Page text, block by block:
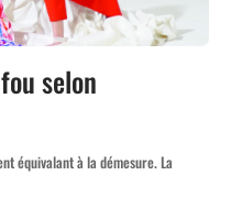
selon
équivalant à la démesure. La